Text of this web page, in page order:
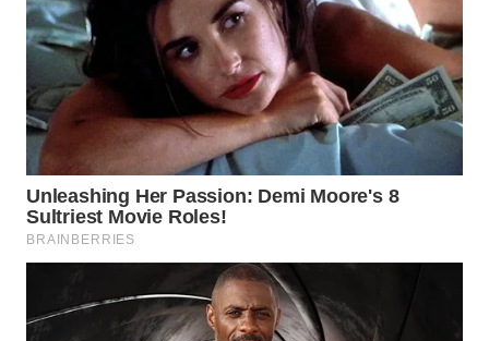
PERSONA
WAHANA
OTOMOTIF
WAHANA
HEALTH
WAHANA